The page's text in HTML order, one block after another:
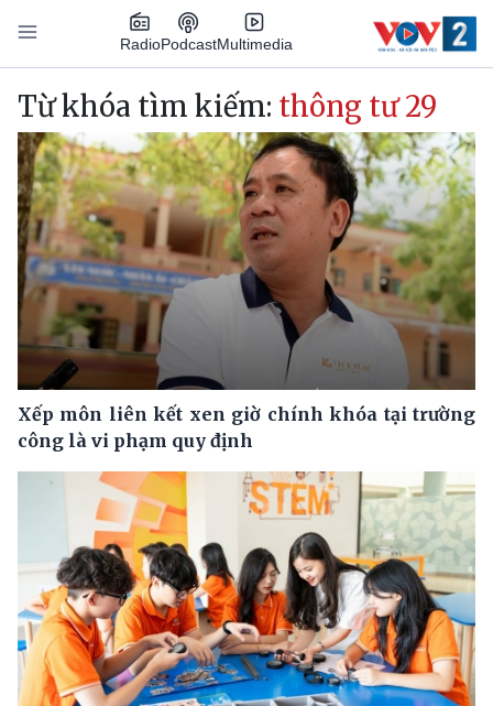
Nhảy đến nội dung
RadioPodcastMultimedia
Main navigation
Từ khóa tìm kiếm: thông tư 29
Xếp môn liên kết xen giờ chính khóa tại trường
công là vi phạm quy định